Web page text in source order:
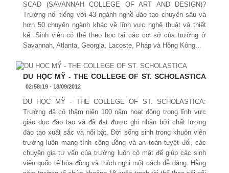
SCAD (SAVANNAH COLLEGE OF ART AND DESIGN)?
Trường nổi tiếng với 43 ngành nghề đào tạo chuyên sâu và
hơn 50 chuyên ngành khác về lĩnh vực nghệ thuật và thiết
kế. Sinh viên có thể theo học tại các cơ sở của trường ở
Savannah, Atlanta, Georgia, Lacoste, Pháp và Hồng Kông...
DU HỌC MỸ - THE COLLEGE OF ST. SCHOLASTICA
02:58:19 - 18/09/2012
DU HỌC MỸ - THE COLLEGE OF ST. SCHOLASTICA:
Trường đã có thâm niên 100 năm hoạt động trong lĩnh vực
giáo dục đào tạo và đã đạt được ghi nhận bởi chất lượng
đào tạo xuất sắc và nổi bật. Đời sống sinh trong khuôn viên
trường luôn mang tính cộng đồng và an toàn tuyệt đối, các
chuyên gia tư vấn của trường luôn có mặt để giúp các sinh
viên quốc tế hòa đồng và thích nghi một cách dễ dàng. Hằng